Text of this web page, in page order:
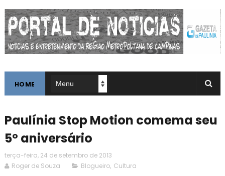
HOME
Paulínia Stop Motion comema seu
5º aniversário
terça-feira, 24 de setembro de 2013
Roger de Souza
Blogueiro, Cultura